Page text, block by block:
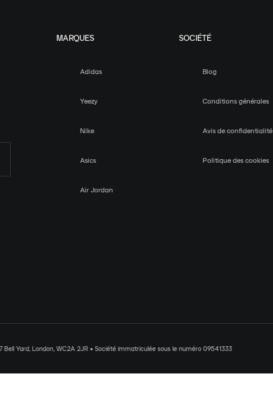
MARQUES
Adidas
Yeezy
Nike
Asics
Air Jordan
SOCIÉTÉ
Blog
Conditions générales
Avis de confidentialité
Politique des cookies
Yard, London, WC2A 2JR • Société immatriculée sous le numéro 09541333